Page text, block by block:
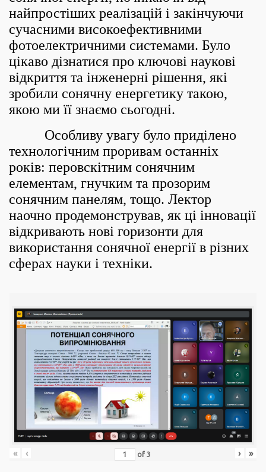
найпростіших реалізацій і закінчуючи
сучасними високоефективними
фотоелектричними системами. Було
цікаво дізнатися про ключові наукові
відкриття та інженерні рішення, які
зробили сонячну енергетику такою,
якою ми її знаємо сьогодні.
Особливу увагу було приділено
технологічним проривам останніх
років: перовскітним сонячним
елементам, гнучким та прозорим
сонячним панелям, тощо. Лектор
наочно продемонстрував, як ці інновації
відкривають нові горизонти для
використання сонячної енергії в різних
сферах науки і техніки.
« ‹ of3 › »